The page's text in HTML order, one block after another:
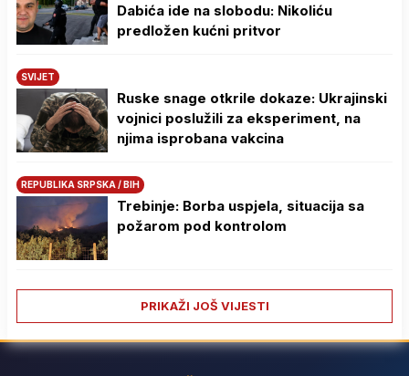
Dabića ide na slobodu: Nikoliću
predložen kućni pritvor
SVIJET
Ruske snage otkrile dokaze: Ukrajinski
vojnici poslužili za eksperiment, na
njima isprobana vakcina
REPUBLIKA SRPSKA / BIH
Trebinje: Borba uspjela, situacija sa
požarom pod kontrolom
PRIKAŽI JOŠ VIJESTI